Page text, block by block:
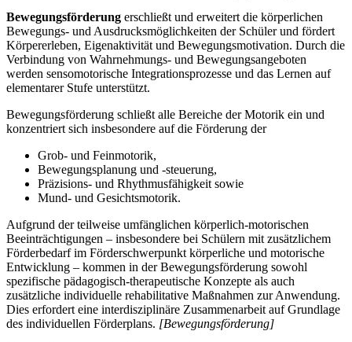
Bewegungsförderung erschließt und erweitert die körperlichen
Bewegungs- und Ausdrucksmöglichkeiten der Schüler und fördert
Körpererleben, Eigenaktivität und Bewegungsmotivation. Durch die
Verbindung von Wahrnehmungs- und Bewegungsangeboten
werden sensomotorische Integrationsprozesse und das Lernen auf
elementarer Stufe unterstützt.
Bewegungsförderung schließt alle Bereiche der Motorik ein und
konzentriert sich insbesondere auf die Förderung der
Grob- und Feinmotorik,
Bewegungsplanung und -steuerung,
Präzisions- und Rhythmusfähigkeit sowie
Mund- und Gesichtsmotorik.
Aufgrund der teilweise umfänglichen körperlich-motorischen
Beeinträchtigungen – insbesondere bei Schülern mit zusätzlichem
Förderbedarf im Förderschwerpunkt körperliche und motorische
Entwicklung – kommen in der Bewegungsförderung sowohl
spezifische pädagogisch-therapeutische Konzepte als auch
zusätzliche individuelle rehabilitative Maßnahmen zur Anwendung.
Dies erfordert eine interdisziplinäre Zusammenarbeit auf Grundlage
des individuellen Förderplans. [Bewegungsförderung]